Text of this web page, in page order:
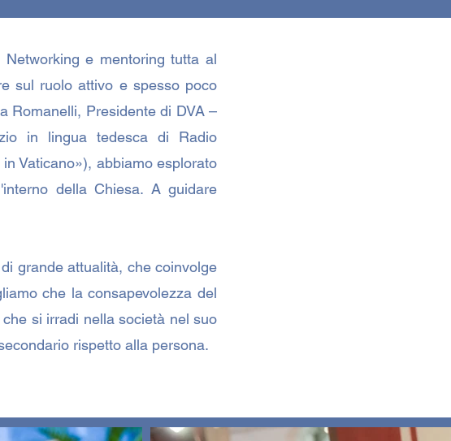
e mentoring tutta al
sul ruolo attivo e spesso poco
Romanelli, Presidente di DVA –
in lingua tedesca di Radio
Vaticano»), abbiamo esplorato
della Chiesa. A guidare
grande attualità, che coinvolge
che la consapevolezza del
si irradi nella società nel suo
rispetto alla persona.